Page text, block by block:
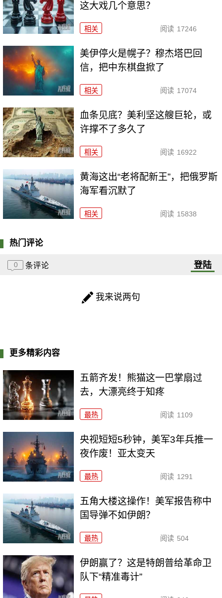
这大戏几个意思？
相关 阅读 17246
美伊停火是幌子？穆杰塔巴回
信，把中东棋盘掀了
相关 阅读 17074
血条见底？美利坚这艘巨轮，或
许撑不了多久了
相关 阅读 16922
黄海这出“老将配新王”，把俄罗斯
海军看沉默了
相关 阅读 15838
热门评论
0 条评论 登陆
我来说两句
更多精彩内容
五箭齐发！熊猫这一巴掌扇过
去，大漂亮终于知疼
最热 阅读 1109
央视短短5秒钟，美军3年兵推一
夜作废！亚太变天
最热 阅读 1291
五角大楼这操作！美军报告称中
国导弹不如伊朗？
最热 阅读 504
伊朗赢了？这是特朗普给革命卫
队下“精准毒计”